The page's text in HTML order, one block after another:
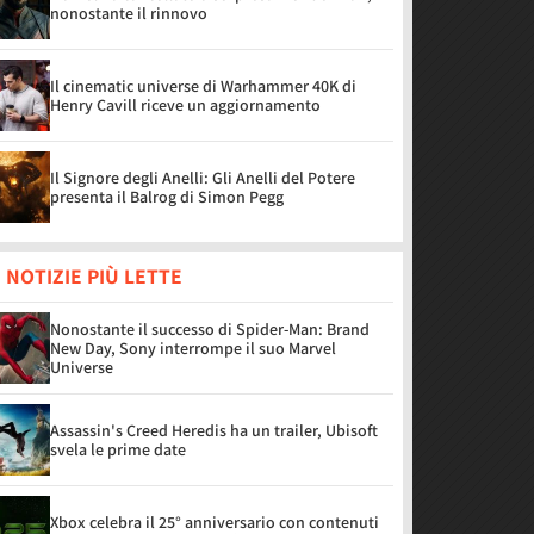
nonostante il rinnovo
Il cinematic universe di Warhammer 40K di
Henry Cavill riceve un aggiornamento
Il Signore degli Anelli: Gli Anelli del Potere
presenta il Balrog di Simon Pegg
NOTIZIE PIÙ LETTE
Nonostante il successo di Spider-Man: Brand
New Day, Sony interrompe il suo Marvel
Universe
Assassin's Creed Heredis ha un trailer, Ubisoft
svela le prime date
Xbox celebra il 25° anniversario con contenuti